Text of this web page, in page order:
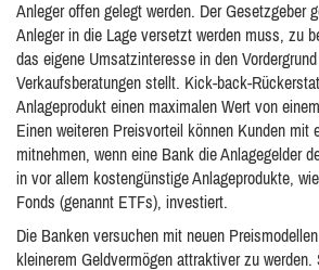
Anleger offen gelegt werden. Der Gesetzgeber
Anleger in die Lage versetzt werden muss, zu
das eigene Umsatzinteresse in den
Verkaufsberatungen stellt. Kick-back-
Anlageprodukt einen maximalen Wert von
Einen weiteren Preisvorteil können Kunden mit
mitnehmen, wenn eine Bank die Anlagegelder
in vor allem kostengünstige Anlageprodukte,
Fonds (genannt ETFs), investiert.
Die Banken versuchen mit neuen
kleinerem Geldvermögen attraktiver zu werden.